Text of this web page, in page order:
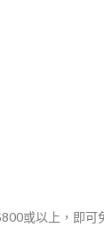
或以上，即可